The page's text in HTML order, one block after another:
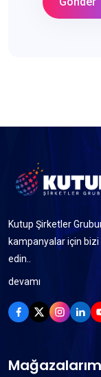
Kutup Şirketler
kampanyalar için
edin..
devamı